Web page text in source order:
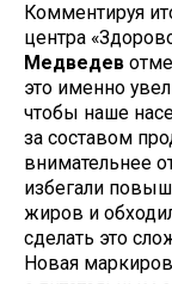
Комментируя
центра
Медведев
это именно
чтобы наше
за составом
внимательнее
избегали
жиров и
сделать это
Новая